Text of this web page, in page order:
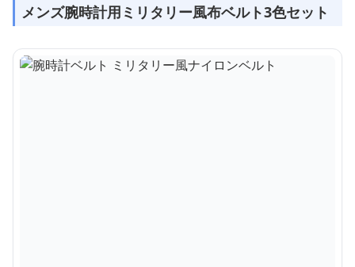
メンズ腕時計用ミリタリー風布ベルト3色セット